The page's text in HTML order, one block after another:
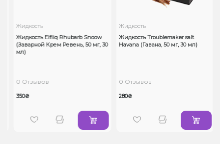
Жидкость
Жидкость Elfliq Rhubarb Snoow
(Заварной Крем Ревень, 50 мг, 30
мл)
0 Отзывов
350₴
Жидкость
Жидкость Troublemaker salt
Havana (Гавана, 50 мг, 30 мл)
0 Отзывов
280₴